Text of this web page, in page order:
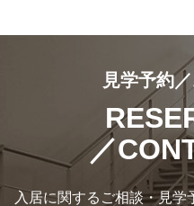
見学予約
／
入居に関するご相談・見学